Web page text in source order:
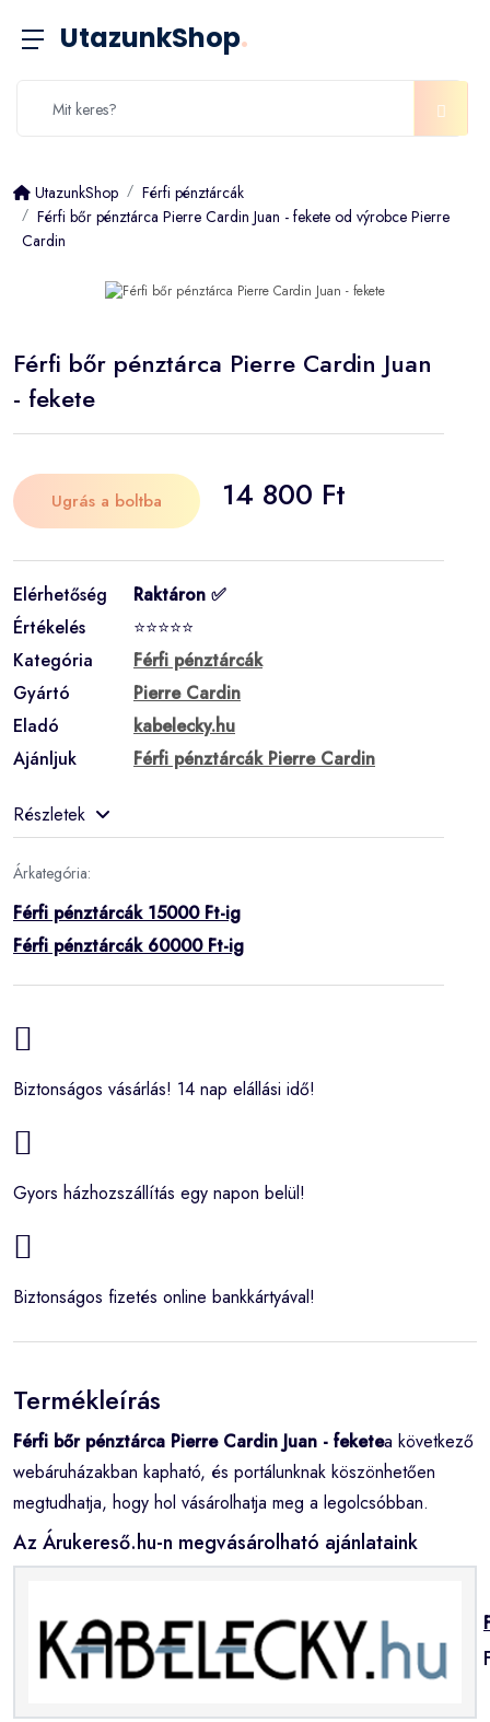
UtazunkShop.
UtazunkShop
Férfi pénztárcák
Férfi bőr pénztárca Pierre Cardin Juan - fekete od výrobce Pierre
Cardin
Férfi bőr pénztárca Pierre Cardin Juan
- fekete
Ugrás a boltba 14 800 Ft
Elérhetőség
Raktáron ✅
Értékelés
⭐⭐⭐⭐⭐
Kategória
Férfi pénztárcák
Gyártó
Pierre Cardin
Eladó
kabelecky.hu
Ajánljuk
Férfi pénztárcák Pierre Cardin
Részletek
Árkategória:
Férfi pénztárcák 15000 Ft-ig
Férfi pénztárcák 60000 Ft-ig
Biztonságos vásárlás! 14 nap elállási idő!
Gyors házhozszállítás egy napon belül!
Biztonságos fizetés online bankkártyával!
Termékleírás
Férfi bőr pénztárca Pierre Cardin Juan - feketea következő
webáruházakban kapható, és portálunknak köszönhetően
megtudhatja, hogy hol vásárolhatja meg a legolcsóbban.
Az Árukereső.hu-n megvásárolható ajánlataink